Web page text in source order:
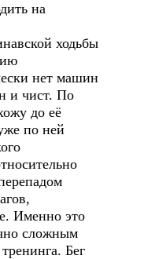
на
ходьбы
нет машин
и чист. По
до её
по ней
Именно это
сложным
Бег